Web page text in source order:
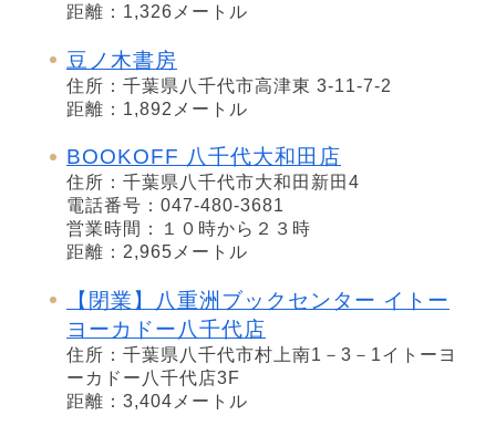
距離：1,326メートル
豆ノ木書房
住所：千葉県八千代市高津東 3-11-7-2
距離：1,892メートル
BOOKOFF 八千代大和田店
住所：千葉県八千代市大和田新田4
電話番号：047-480-3681
営業時間：１０時から２３時
距離：2,965メートル
【閉業】八重洲ブックセンター イトー
ヨーカドー八千代店
住所：千葉県八千代市村上南1－3－1イトーヨ
ーカドー八千代店3F
距離：3,404メートル